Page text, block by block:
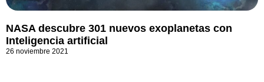
NASA descubre 301 nuevos exoplanetas con
Inteligencia artificial
26 noviembre 2021